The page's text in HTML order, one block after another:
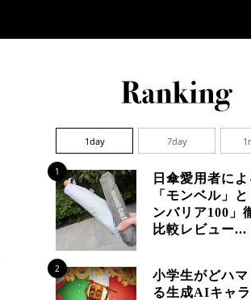
1day 7day
1
日傘愛用者によ
「モンベル」
ンバリア100」
比較レビュー...
2
小学生がどハマ
る生成AIキャ